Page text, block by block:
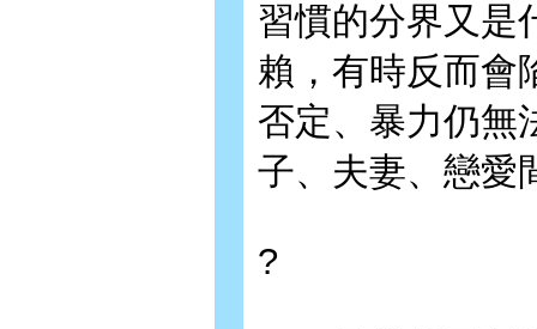
習慣的分界又是
賴，有時反而會
否定、暴力仍無
子、夫妻、戀愛
?